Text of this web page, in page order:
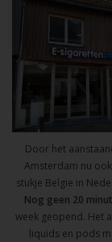
Door het
Amsterdam nu
stukje Belgie in
Nog geen 20
week geopend. Het
liquids en pods